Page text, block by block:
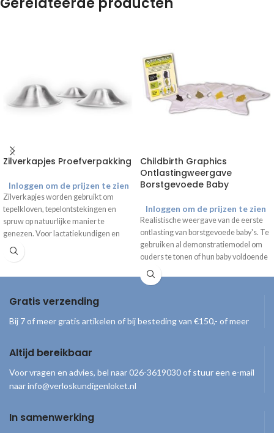
Zilverkapjes Proefverpakking
Inloggen om de prijzen te zien
Zilverkapjes worden gebruikt om
tepelkloven, tepelontstekingen en
spruw op natuurlijke manier te
genezen. Voor lactatiekundigen en
andere zorgprofessionals heeft
Zilverkapjes een proefpakket
kunnen adviseren over maat en
gebruik.
Childbirth Graphics
Ontlastingweergave
Borstgevoede Baby
Inloggen om de prijzen te zien
Realistische weergave van de eerste
ontlasting van borstgevoede baby's. Te
gebruiken al demonstratiemodel om
ouders te tonen of hun baby voldoende
voeding binnenkrijgt. Inhoud set
4 luiers met ontlasting
Gratis verzending
Bij 7 of meer gratis artikelen of bij besteding van €150,- of meer
Altijd bereikbaar
Voor vragen en advies, bel naar 026-3619030 of stuur een e-mail
naar info@verloskundigenloket.nl
In samenwerking